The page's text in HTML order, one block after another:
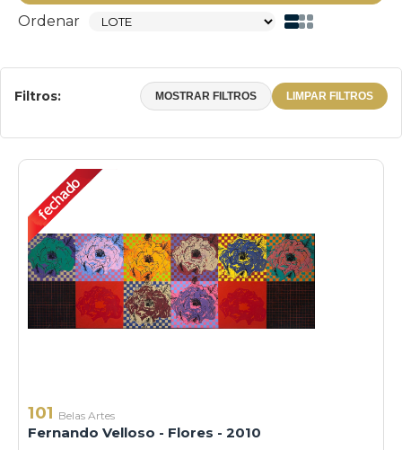
Ordenar
Filtros: MOSTRAR FILTROS LIMPAR FILTROS
101 Belas Artes
Fernando Velloso - Flores - 2010